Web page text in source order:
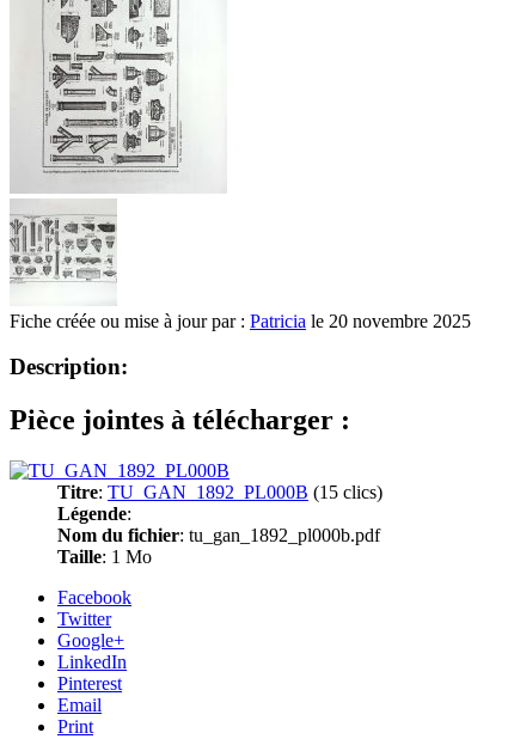
Fiche créée ou mise à jour par : Patricia le 20 novembre 2025
Description:
Pièce jointes à télécharger :
Titre: TU_GAN_1892_PL000B (15 clics)
Légende:
Nom du fichier: tu_gan_1892_pl000b.pdf
Taille: 1 Mo
Facebook
Twitter
Google+
LinkedIn
Pinterest
Email
Print